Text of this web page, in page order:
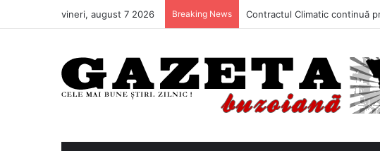
vineri, august 7 2026 Breaking News